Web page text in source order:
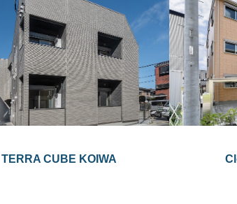
TERRA CUBE KOIWA